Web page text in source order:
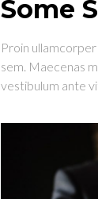
Some
Proin
sem. Maecenas
vestibulum ante